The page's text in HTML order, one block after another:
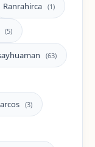
Ranrahirca (1)
(5)
(63)
(3)